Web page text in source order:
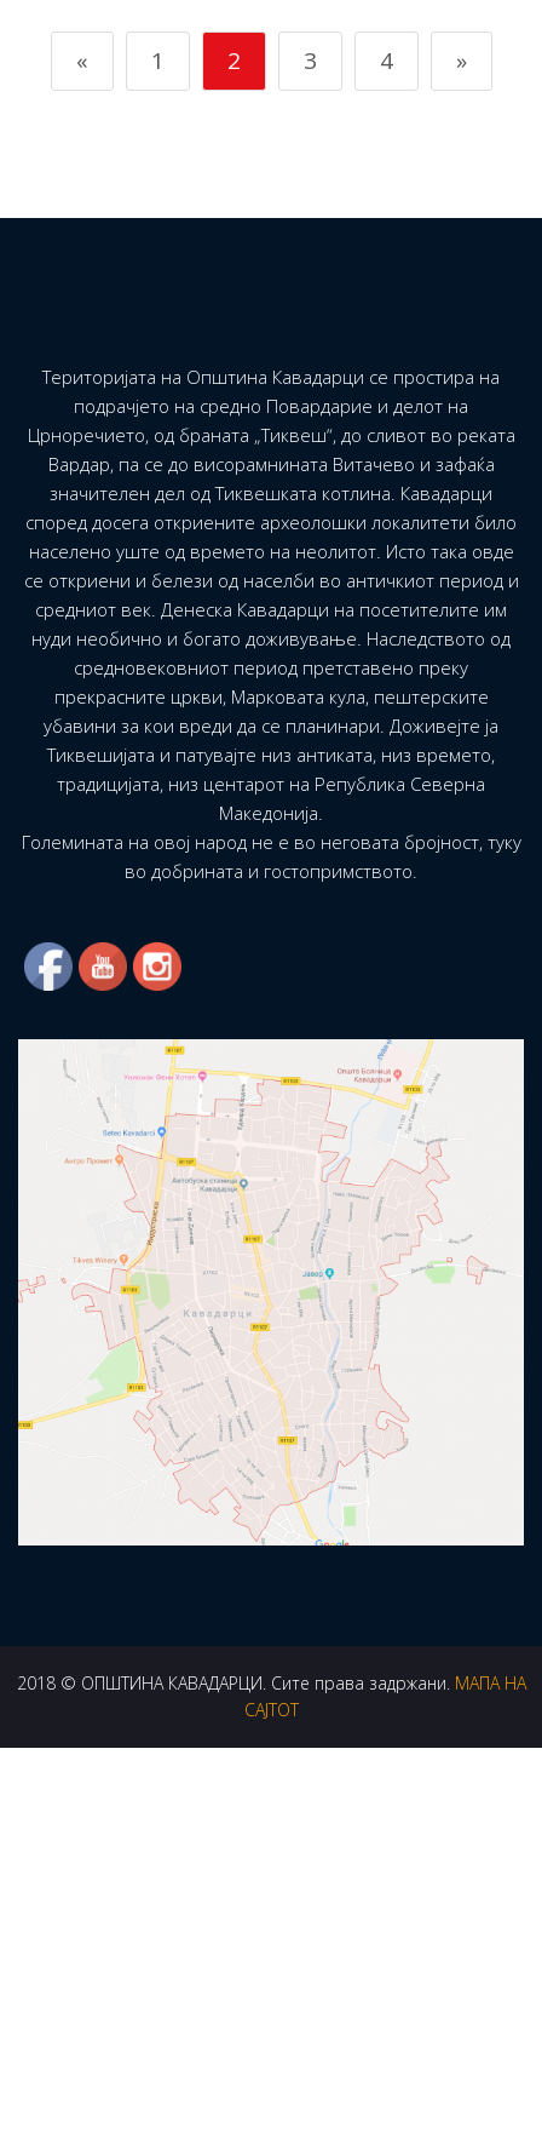
« 1 2 3 4 »
Територијата на Општина Кавадарци се простира на
подрачјето на средно Повардарие и делот на
Црноречието, од браната „Тиквеш“, до сливот во реката
Вардар, па се до висорамнината Витачево и зафаќа
значителен дел од Тиквешката котлина. Кавадарци
според досега откриените археолошки локалитети било
населено уште од времето на неолитот. Исто така овде
се откриени и белези од населби во античкиот период и
средниот век. Денеска Кавадарци на посетителите им
нуди необично и богато доживување. Наследството од
средновековниот период претставено преку
прекрасните цркви, Марковата кула, пештерските
убавини за кои вреди да се планинари. Доживејте ја
Тиквешијата и патувајте низ антиката, низ времето,
традицијата, низ центарот на Република Северна
Македонија.
Големината на овој народ не е во неговата бројност, туку
во добрината и гостопримството.
2018 © ОПШТИНА КАВАДАРЦИ. Сите права задржани. МАПА НА
САЈТОТ